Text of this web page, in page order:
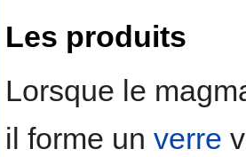
Les produits
Lorsque le
il forme un verre